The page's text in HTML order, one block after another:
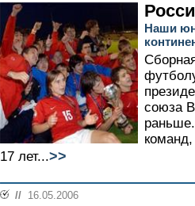
Наши
союза
17 лет...>>
// 16.05.2006